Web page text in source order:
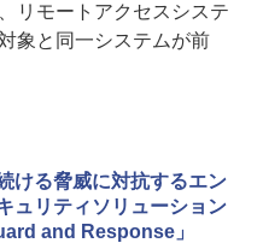
リモートアクセスシステ
象と同一システムが前
ける脅威に対抗するエン
ュリティソリューション
and Response」